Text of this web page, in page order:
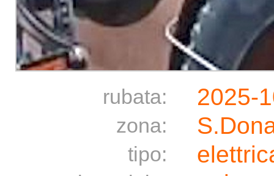
rubata: 2025-
zona:
tipo: